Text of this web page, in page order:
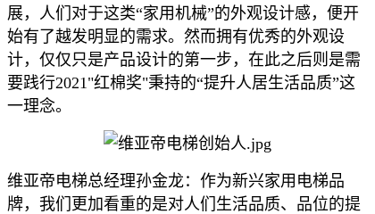
展，人们对于这类“家用机械”的外观设计感，便开
始有了越发明显的需求。然而拥有优秀的外观设
计，仅仅只是产品设计的第一步，在此之后则是需
要践行2021"红棉奖"秉持的“提升人居生活品质”这
一理念。
维亚帝电梯总经理孙金龙：作为新兴家用电梯品
牌，我们更加看重的是对人们生活品质、品位的提